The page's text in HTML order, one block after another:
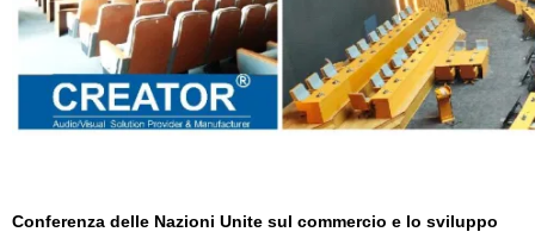
Conferenza delle Nazioni Unite sul commercio e lo sviluppo